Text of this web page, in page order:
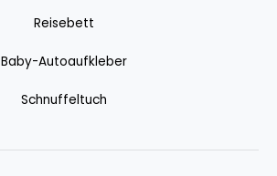
Reisebett
Baby-Autoaufkleber
Schnuffeltuch